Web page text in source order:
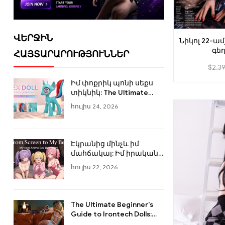
Նիկոլ 22-
տիկնիկ՝
$
Topfire տիկնիկ
(24)
YOUQU Տիկնիկ
ՎԵՐՋԻՆ
ՀԱՅՏԱՐԱՐՈՒԹՅՈՒՆՆԵՐ
Իմ փոքրիկ պոնի սեքս
տիկնիկ: The Ultimate
Brony Fantasy Unboxed
հուլիս 24, 2026
Էկրանից մինչև իմ
մահճակալ: Իմ իրական
անիմե սեքս-տիկնիկի
պատմությունը
հուլիս 22, 2026
The Ultimate Beginner's
Guide to Irontech Dolls: